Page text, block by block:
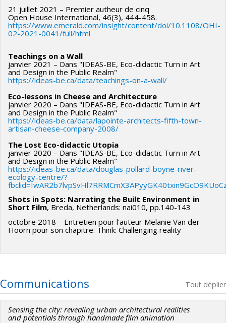
voyageant d’une séquence à l’autre, Aristofanis improvise,
découvre et joue constamment avec la matérialité des objets et
leur degré de transparence.
la fin de ses études en animation des films,on retrouve ses
thèmes de prédilection : l’architecture, la conservation des
bâtiments, les traces de l’histoire, l’urbanité, l’urbanisme durable
et les valeurs civiques. Son film raconte une histoire véridique :
la mobilisation spontanée d’activistes de Montréal et leur
victoire pour contrer un grand projet de développement.La
Montréal mais aussi dans plusieurs festivals à travers le monde.
Il poursuit dans le domaine du mythe, toujours à travers le
prisme de l'architecture, lors de sa collaboration avec l'Ensemble
spectacles sur l'épopée du Shahnameh à La Chapelle historique
du Bon Pasteur en 2018 et à la Salle Bourgie de Montréal en
2020.
Allemano et à partir de 2023 à l'Université de Montréal, sous la
supervision de Carmela Cucuzzella. Le titre de son projet de
recherche-creation est :Sentir la ville: révéler des réalités et des
21 juillet 2021 – Premier autheur de cinq
Open House International, 46(3), 444-458.
https://www.emerald.com/insight/content/doi/10.1108/OHI-
02-2021-0041/full/html
Teachings on a Wall
janvier 2021 – Dans "IDEAS-BE, Eco-didactic Turn in Art
and Design in the Public Realm"
https://ideas-be.ca/data/teachings-on-a-wall/
Eco-lessons in Cheese and Architecture
janvier 2020 – Dans "IDEAS-BE, Eco-didactic Turn in Art
and Design in the Public Realm"
https://ideas-be.ca/data/lapointe-architects-fifth-town-
artisan-cheese-company-2008/
The Lost Eco-didactic Utopia
janvier 2020 – Dans "IDEAS-BE, Eco-didactic Turn in Art
and Design in the Public Realm"
https://ideas-be.ca/data/douglas-pollard-boyne-river-
ecology-centre/?
Shots in Spots: Narrating the Built Environment in
Short Film, Breda, Netherlands: nai010, pp.140-143
octobre 2018 – Entretien pour l'auteur Melanie Van der
Hoorn pour son chapitre: Think: Challenging reality
Communications Tout déplier
Sensing the city: revealing urban architectural realities
and potentials through handmade film animation